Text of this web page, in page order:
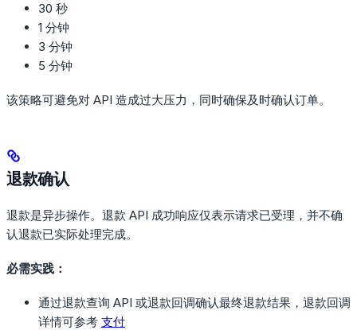
30 秒
1 分钟
3 分钟
5 分钟
该策略可避免对 API 造成过大压力，同时确保及时确认订单。
退款确认
退款是异步操作。退款 API 成功响应仅表示请求已受理，并不确
认退款已实际处理完成。
必需实践：
通过退款查询 API 或退款回调确认最终退款结果，退款回调
详情可参考 支付